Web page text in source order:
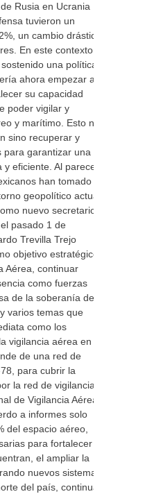
Rusia en Ucrania
tuvieron un
un cambio drástico
En este contexto,
una política
ahora empezar a
su capacidad
poder vigilar y
y marítimo. Esto no
sino recuperar y
para garantizar una
eficiente. Al parecer
han tomado
geopolítico actual,
nuevo secretario
pasado 1 de
Trevilla Trejo
objetivo estratégico,
Aérea, continuar
como fuerzas
de la soberanía del
varios temas que
como los
vigilancia aérea en
de una red de
para cubrir la
la red de vigilancia
de Vigilancia Aérea
a informes solo
del espacio aéreo,
para fortalecer la
el ampliar la
nuevos sistemas
del país, continuar